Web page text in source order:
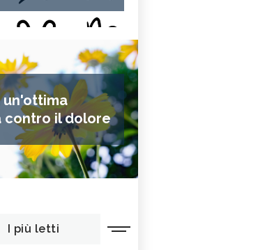
un'ottima
contro il dolore
I più letti